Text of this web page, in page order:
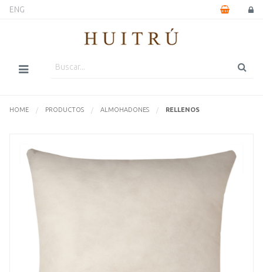
ENG
HOME PRODUCTOS ALMOHADONES ACTUALMENTE:
RELLENOS